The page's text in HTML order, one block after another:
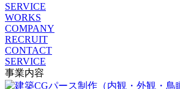
SERVICE
WORKS
COMPANY
RECRUIT
CONTACT
SERVICE
事業内容